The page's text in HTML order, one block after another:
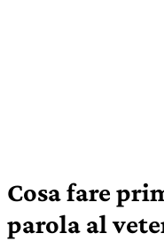
Cosa fare
parola al